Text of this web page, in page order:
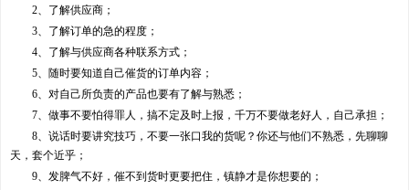
2、了解供应商；
3、了解订单的急的程度；
4、了解与供应商各种联系方式；
5、随时要知道自己催货的订单内容；
6、对自己所负责的产品也要有了解与熟悉；
7、做事不要怕得罪人，搞不定及时上报，千万不要做老好人，自己承担；
8、说话时要讲究技巧，不要一张口我的货呢？你还与他们不熟悉，先聊聊
天，套个近乎；
9、发脾气不好，催不到货时更要把住，镇静才是你想要的；